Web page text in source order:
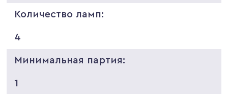
Количество ламп:
4
Минимальная партия:
1